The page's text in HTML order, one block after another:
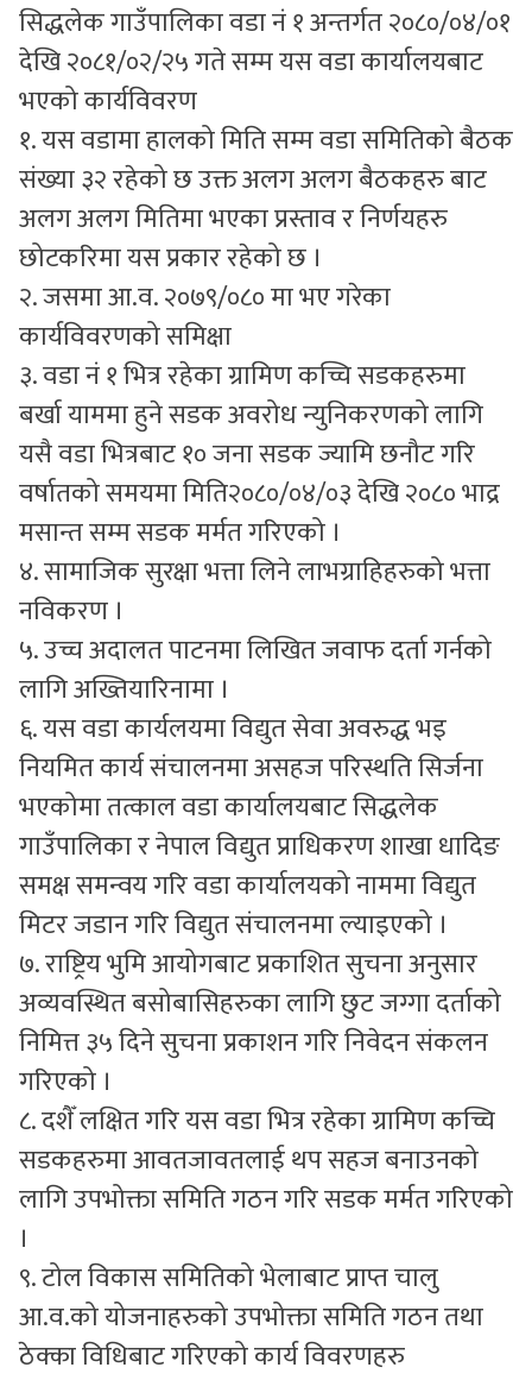
सिद्धलेक गाउँपालिका वडा नं १ अन्तर्गत २०८०/०४/०१
देखि २०८१/०२/२५ गते सम्म यस वडा कार्यालयबाट
भएको कार्यविवरण
१. यस वडामा हालको मिति सम्म वडा समितिको बैठक
संख्या ३२ रहेको छ उक्त अलग अलग बैठकहरु बाट
अलग अलग मितिमा भएका प्रस्ताव र निर्णयहरु
छोटकरिमा यस प्रकार रहेको छ ।
२. जसमा आ.व. २०७९/०८० मा भए गरेका
कार्यविवरणको समिक्षा
३. वडा नं १ भित्र रहेका ग्रामिण कच्चि सडकहरुमा
बर्खा याममा हुने सडक अवरोध न्युनिकरणको लागि
यसै वडा भित्रबाट १० जना सडक ज्यामि छनौट गरि
वर्षातको समयमा मिति२०८०/०४/०३ देखि २०८० भाद्र
मसान्त सम्म सडक मर्मत गरिएको ।
४. सामाजिक सुरक्षा भत्ता लिने लाभग्राहिहरुको भत्ता
नविकरण ।
५. उच्च अदालत पाटनमा लिखित जवाफ दर्ता गर्नको
लागि अख्तियारिनामा ।
६. यस वडा कार्यलयमा विद्युत सेवा अवरुद्ध भइ
नियमित कार्य संचालनमा असहज परिस्थति सिर्जना
भएकोमा तत्काल वडा कार्यालयबाट सिद्धलेक
गाउँपालिका र नेपाल विद्युत प्राधिकरण शाखा धादिङ
समक्ष समन्वय गरि वडा कार्यालयको नाममा विद्युत
मिटर जडान गरि विद्युत संचालनमा ल्याइएको ।
७. राष्ट्रिय भुमि आयोगबाट प्रकाशित सुचना अनुसार
अव्यवस्थित बसोबासिहरुका लागि छुट जग्गा दर्ताको
निमित्त ३५ दिने सुचना प्रकाशन गरि निवेदन संकलन
गरिएको ।
८. दशैँ लक्षित गरि यस वडा भित्र रहेका ग्रामिण कच्चि
सडकहरुमा आवतजावतलाई थप सहज बनाउनको
लागि उपभोक्ता समिति गठन गरि सडक मर्मत गरिएको
।
९. टोल विकास समितिको भेलाबाट प्राप्त चालु
आ.व.को योजनाहरुको उपभोक्ता समिति गठन तथा
ठेक्का विधिबाट गरिएको कार्य विवरणहरु